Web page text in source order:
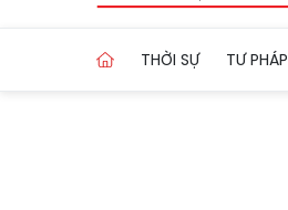
THỜI SỰ TƯ PHÁP